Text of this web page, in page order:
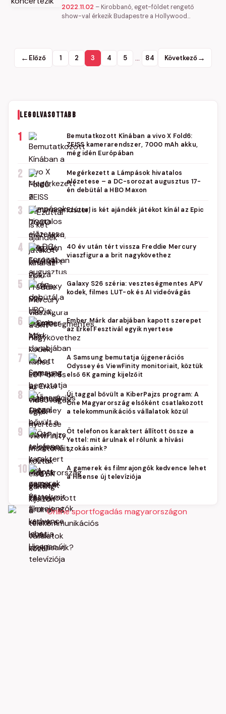
2022.11.02 – Kirobbanó, eget-földet rengető
show-val érkezik Budapestre a Hollywood
← Előző 1 2 3 4 5 … 84 Következő→
LEGOLVASOTTABB
1
Bemutatkozott Kínában a vivo X Fold6:
ZEISS kamerarendszer, 7000 mAh akku,
még idén Európában
2
Megérkezett a Lámpások hivatalos
előzetese – a DC-sorozat augusztus 17-
én debütál a HBO Maxon
3 Ezúttal is két ajándék játékot kínál az Epic
4
40 év után tért vissza Freddie Mercury
viaszfigura a brit nagykövethez
5
Galaxy S26 széria: veszteségmentes APV
kodek, filmes LUT-ok és AI videóvágás
6
Ember Márk darabjában kapott szerepet
az Erkel Fesztivál egyik nyertese
7
A Samsung bemutatja újgenerációs
Odyssey és ViewFinity monitoriait, köztük
első 6K gaming kijelzőit
8
Új taggal bővült a KiberPajzs program: A
One Magyarország elsőként csatlakozott
a telekommunikációs vállalatok közül
9
Öt telefonos karaktert állított össze a
Yettel: mit árulnak el rólunk a hívási
szokásaink?
10
A gamerek és filmrajongók kedvence lehet
a Hisense új televíziója